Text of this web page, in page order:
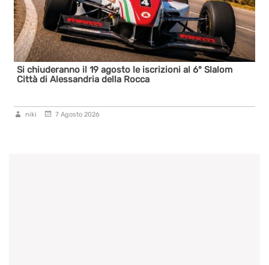
Si chiuderanno il 19 agosto le iscrizioni al 6° Slalom
Città di Alessandria della Rocca
niki 7 Agosto 2026